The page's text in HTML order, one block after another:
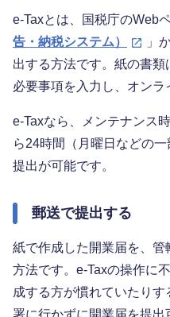
e-Taxとは、国税庁のWeb
告・納税システム）
」
出する方法です。紙の書類
必要事項を入力し、オンラ
e-Taxなら、メンテナンス
ら24時間（月曜日などの
提出が可能です。
郵送で提出する
紙で作成した開業届を、
方法です。e-Taxの操作に
成する方が慣れていたり
署に行かずに開業届を提出